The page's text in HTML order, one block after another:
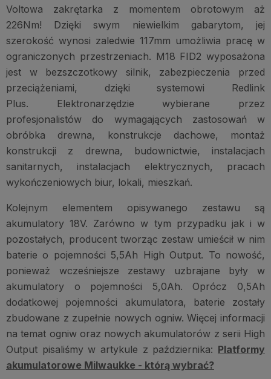
Voltowa zakrętarka z momentem obrotowym aż
226Nm! Dzięki swym niewielkim gabarytom, jej
szerokość wynosi zaledwie 117mm umożliwia pracę w
ograniczonych przestrzeniach. M18 FID2 wyposażona
jest w bezszczotkowy silnik, zabezpieczenia przed
przeciążeniami, dzięki systemowi Redlink
Plus. Elektronarzędzie wybierane przez
profesjonalistów do wymagających zastosowań w
obróbka drewna, konstrukcje dachowe, montaż
konstrukcji z drewna, budownictwie, instalacjach
sanitarnych, instalacjach elektrycznych, pracach
wykończeniowych biur, lokali, mieszkań.
Kolejnym elementem opisywanego zestawu są
akumulatory 18V. Zarówno w tym przypadku jak i w
pozostałych, producent tworząc zestaw umieścił w nim
baterie o pojemności 5,5Ah High Output. To nowość,
ponieważ wcześniejsze zestawy uzbrajane były w
akumulatory o pojemności 5,0Ah. Oprócz 0,5Ah
dodatkowej pojemności akumulatora, baterie zostały
zbudowane z zupełnie nowych ogniw. Więcej informacji
na temat ogniw oraz nowych akumulatorów z serii High
Output pisaliśmy w artykule z października: Platformy
akumulatorowe Milwaukke - którą wybrać?